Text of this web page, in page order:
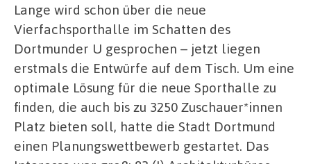
Lange wird schon über die neue
Vierfachsporthalle im Schatten des
Dortmunder U gesprochen – jetzt liegen
erstmals die Entwürfe auf dem Tisch. Um eine
optimale Lösung für die neue Sporthalle zu
finden, die auch bis zu 3250 Zuschauer*innen
Platz bieten soll, hatte die Stadt Dortmund
einen Planungswettbewerb gestartet. Das